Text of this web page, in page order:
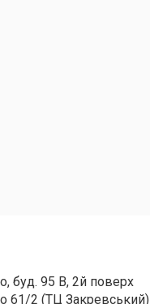
буд. 95 В, 2й поверх
61/2 (ТЦ Закревський)